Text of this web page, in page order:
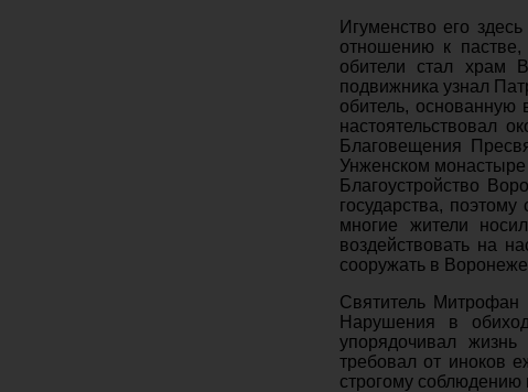
Игуменство его
отношению к пастве,
обители стал храм
подвижника узнал
обитель,
настоятельствовал
Благовещения
Унженском монастыре
Благоустройство
государства,
многие жители
воздействовать на
сооружать в
Святитель Митрофан
Нарушения в
упорядочивал
требовал от иноков
строгому